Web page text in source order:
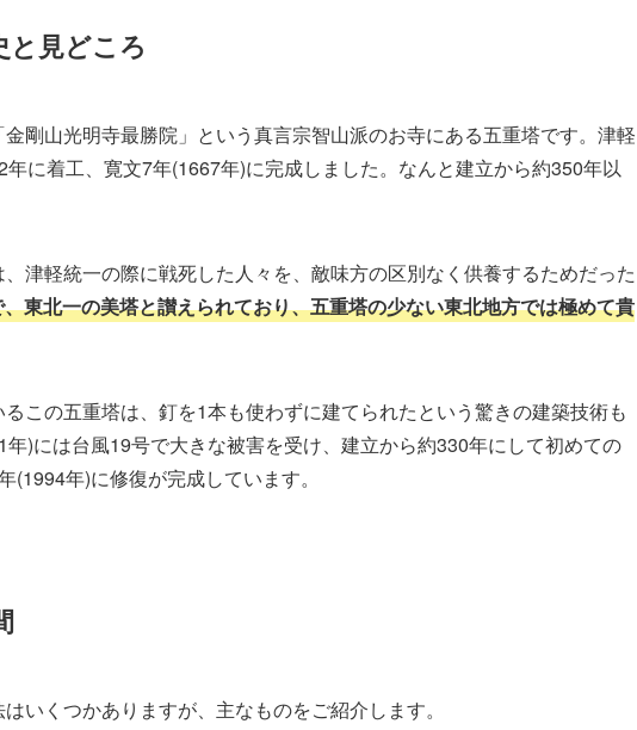
と見どころ
剛山光明寺最勝院」という真言宗智山派のお寺にある五重塔です。津軽
に着工、寛文7年(1667年)に完成しました。なんと建立から約350年以
津軽統一の際に戦死した人々を、敵味方の区別なく供養するためだった
東北一の美塔と讃えられており、五重塔の少ない東北地方では極めて貴
この五重塔は、釘を1本も使わずに建てられたという驚きの建築技術も
)には台風19号で大きな被害を受け、建立から約330年にして初めての
年)に修復が完成しています。
いくつかありますが、主なものをご紹介します。